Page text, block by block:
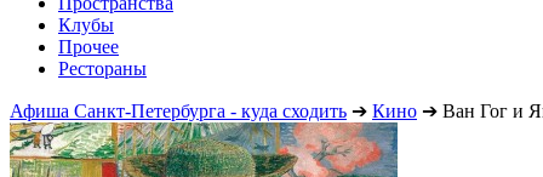
Клубы
Прочее
Рестораны
Афиша Санкт-Петербурга - куда сходить ➔ Кино ➔ Ван Гог и